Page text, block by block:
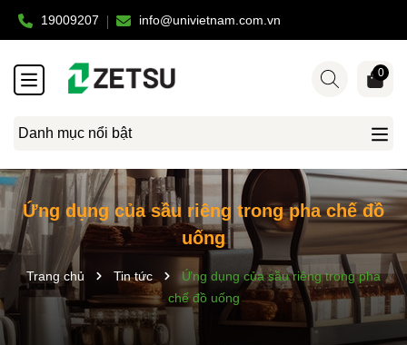
19009207 info@univietnam.com.vn
Danh mục nổi bật
0
Ứng dụng của sầu riêng trong pha chế đồ
uống
Trang chủ Tin tức
Ứng dụng của sầu riêng trong pha
chế đồ uống